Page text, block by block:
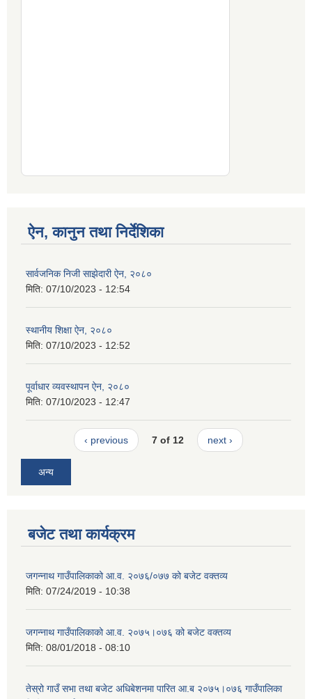
ऐन, कानुन तथा निर्देशिका
सार्वजनिक निजी साझेदारी ऐन, २०८०
मिति: 07/10/2023 - 12:54
स्थानीय शिक्षा ऐन, २०८०
मिति: 07/10/2023 - 12:52
पूर्वाधार व्यवस्थापन ऐन, २०८०
मिति: 07/10/2023 - 12:47
‹ previous 7 of 12 next ›
अन्य
बजेट तथा कार्यक्रम
जगन्नाथ गाउँपालिकाको आ.व. २०७६/०७७ को बजेट वक्तव्य
मिति: 07/24/2019 - 10:38
जगन्नाथ गाउँपालिकाको आ.व. २०७५।०७६ को बजेट वक्तव्य
मिति: 08/01/2018 - 08:10
तेस्रो गाउँ सभा तथा बजेट अधिबेशनमा पारित आ.ब २०७५।०७६ गाउँपालिका